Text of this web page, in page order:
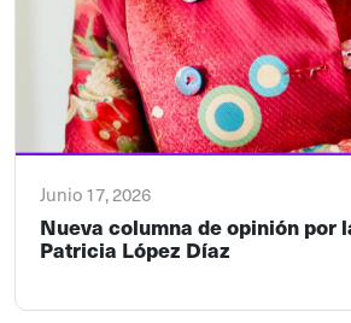
Junio 17, 2026
Nueva columna de opinión por
Patricia López Díaz